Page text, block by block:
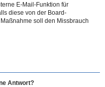
E-Mail-Funktion für
diese von der Board-
soll den Missbrauch
Antwort?